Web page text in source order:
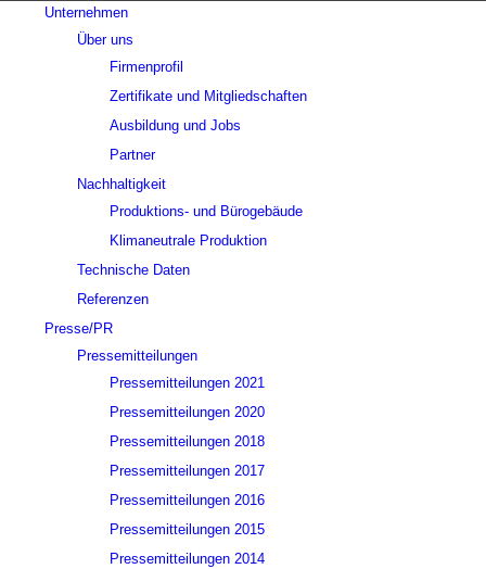
Unternehmen
Über uns
Firmenprofil
Zertifikate und Mitgliedschaften
Ausbildung und Jobs
Partner
Nachhaltigkeit
Produktions- und Bürogebäude
Klimaneutrale Produktion
Technische Daten
Referenzen
Presse/PR
Pressemitteilungen
Pressemitteilungen 2021
Pressemitteilungen 2020
Pressemitteilungen 2018
Pressemitteilungen 2017
Pressemitteilungen 2016
Pressemitteilungen 2015
Pressemitteilungen 2014